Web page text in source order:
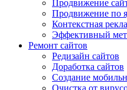
Продвижение
Продвижение по
Контекстная
Эффективный
Ремонт сайтов
Редизайн сайтов
Доработка сайтов
Создание
Очистка от